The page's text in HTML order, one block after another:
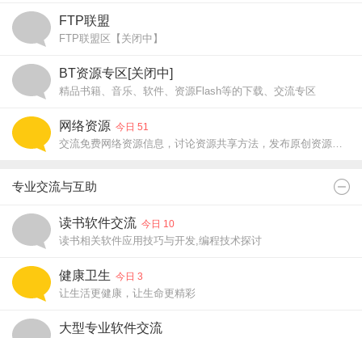
FTP联盟
FTP联盟区【关闭中】
BT资源专区[关闭中]
精品书籍、音乐、软件、资源Flash等的下载、交流专区
网络资源 今日 51
交流免费网络资源信息，讨论资源共享方法，发布原创资源，共享你我精彩
专业交流与互助
读书软件交流 今日 10
读书相关软件应用技巧与开发,编程技术探讨
健康卫生 今日 3
让生活更健康，让生命更精彩
大型专业软件交流